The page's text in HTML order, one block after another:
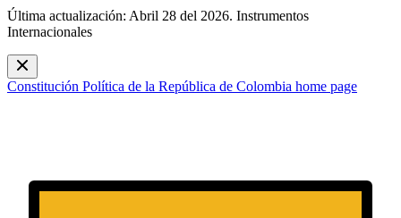
Última actualización: Abril 28 del 2026. Instrumentos
Internacionales
Constitución Política de la República de Colombia home page